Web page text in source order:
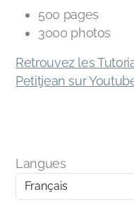
500 pages
3000 photos
Retrouvez les
Petitjean sur
Langues